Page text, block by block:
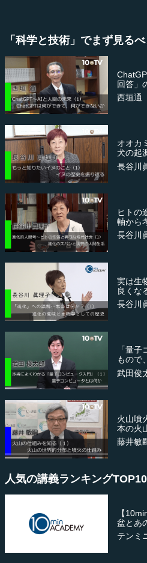
「科学と技術」でまず見る
回答」
西垣通
オオカ
犬の起
長谷川
ヒトの
軸から
長谷川
実は生
良くな
長谷川
「量
もので
武田俊
火山噴
本の火
藤井敏
人気の講義ランキングTOP10
【
盆とあ
テンミ